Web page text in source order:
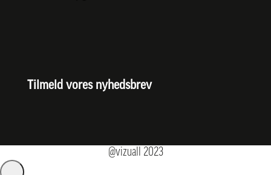
Tilmeld vores nyhedsbrev
@vizuall 2023